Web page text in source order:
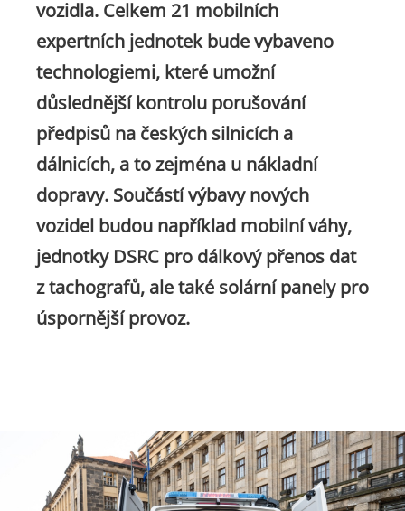
vozidla. Celkem 21 mobilních
expertních jednotek bude vybaveno
technologiemi, které umožní
důslednější kontrolu porušování
předpisů na českých silnicích a
dálnicích, a to zejména u nákladní
dopravy. Součástí výbavy nových
vozidel budou například mobilní váhy,
jednotky DSRC pro dálkový přenos dat
z tachografů, ale také solární panely pro
úspornější provoz.